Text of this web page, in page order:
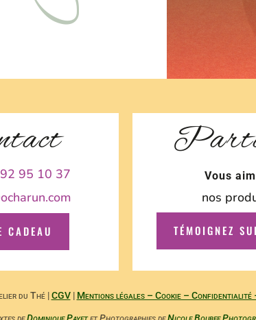
95 10 37
CADEAU
Vous
nos
TÉMOIGNEZ
du Thé |CGV| Mentions légales – Cookie – Confidentialité